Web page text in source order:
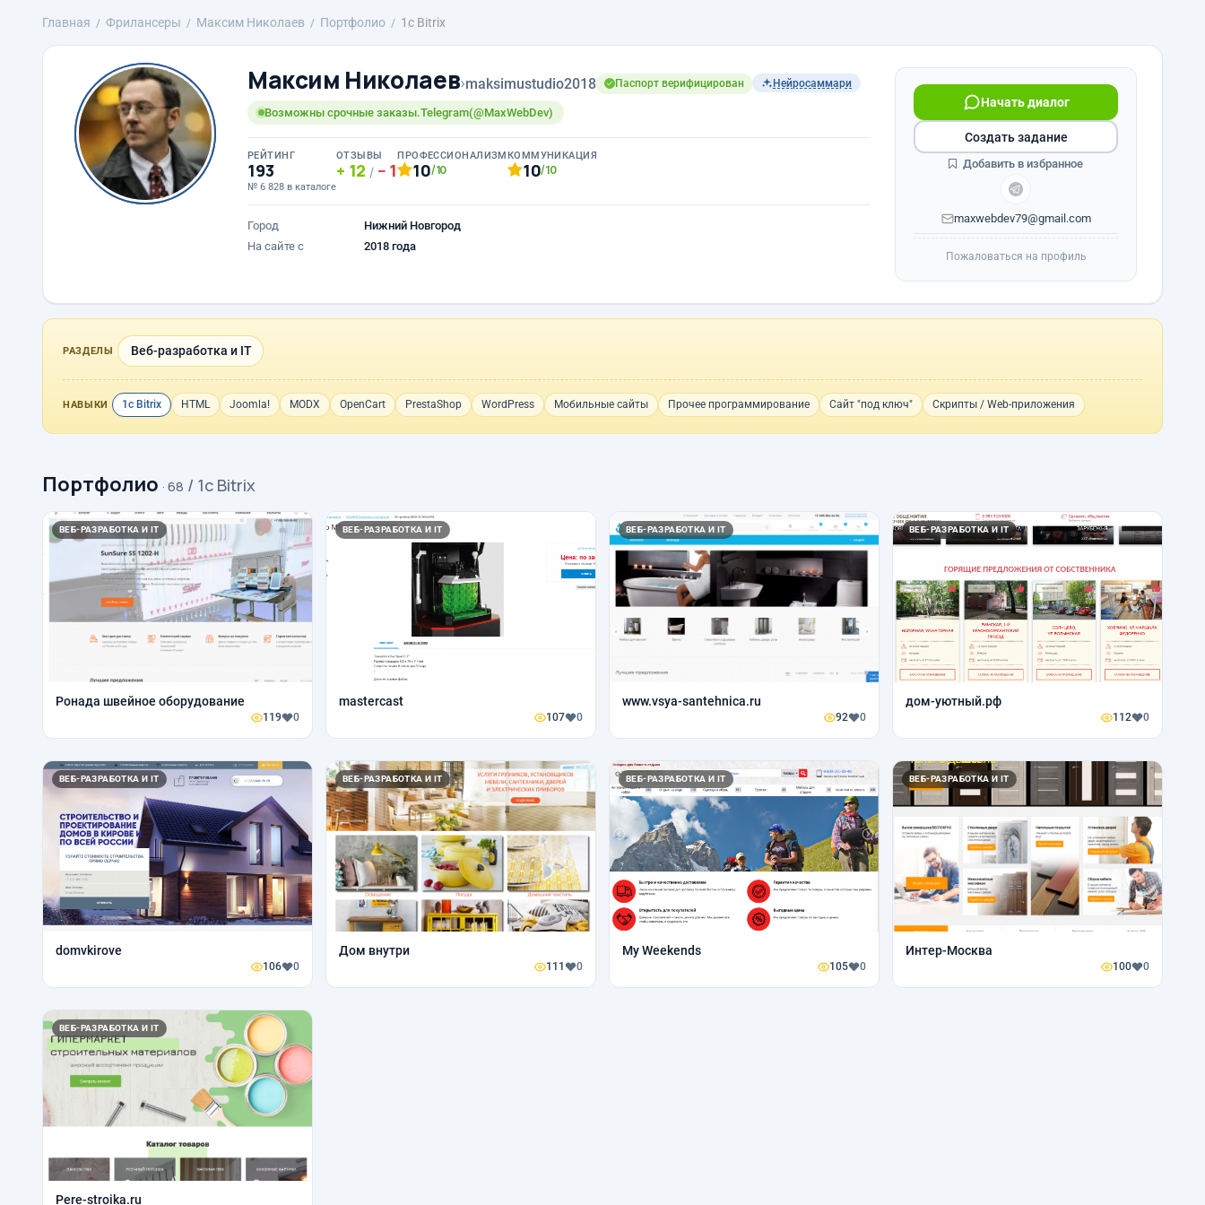
Главная Фрилансеры Максим Николаев Портфолио 1с Bitrix
Максим Николаев›maksimustudio2018 Паспорт верифицирован Нейросаммари
Возможны срочные заказы.Telegram(@MaxWebDev)
РЕЙТИНГ
193
№ 6 828 в каталоге
ОТЗЫВЫ
12 / 1
ПРОФЕССИОНАЛИЗМ
10/10
КОММУНИКАЦИЯ
10/10
Город
Нижний Новгород
На сайте с
2018 года
Начать диалог
maxwebdev79@gmail.com
Создать задание
Добавить в избранное
Пожаловаться на профиль
РАЗДЕЛЫ Веб-разработка и IT
НАВЫКИ 1с Bitrix HTML Joomla! MODX OpenCart PrestaShop WordPress Мобильные сайты Прочее программирование Сайт "под ключ" Скрипты / Web-приложения
Портфолио · 68 / 1с Bitrix
ВЕБ-РАЗРАБОТКА И IT
Ронада швейное оборудование
119 0
ВЕБ-РАЗРАБОТКА И IT
mastercast
107 0
ВЕБ-РАЗРАБОТКА И IT
www.vsya-santehnica.ru
92 0
ВЕБ-РАЗРАБОТКА И IT
дом-уютный.рф
112 0
ВЕБ-РАЗРАБОТКА И IT
domvkirove
106 0
ВЕБ-РАЗРАБОТКА И IT
Дом внутри
111 0
ВЕБ-РАЗРАБОТКА И IT
My Weekends
105 0
ВЕБ-РАЗРАБОТКА И IT
Интер-Москва
100 0
ВЕБ-РАЗРАБОТКА И IT
Pere-stroika.ru